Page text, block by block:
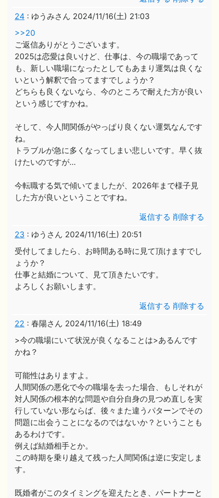
24 : ゆうみさん 2024/11/16(土) 21:03
>>20
ご返信ありがとうございます。
2025は恋愛は良いけど、仕事は、今の職場であって
も、新しい職場になったとしてもあまり運気は良くな
いという解釈で合ってますでしょうか？
どちらも良くないなら、今のところで耐えた方が良い
という感じですかね。
そして、今人間関係がやっぱり良くない運気なんです
ね。
トラブルが急に多くなってしまい悲しいです。早く抜
けたいのですが…
今転職する気で傾いてましたが、2026年まで様子見
した方が良いということですね。
返信する 削除する
23 : ゆうさん 2024/11/16(土) 20:51
受付してましたら、お時間ある時に見て頂けますでし
ょうか？
仕事と結婚について、見て頂きたいです。
よろしくお願いします。
返信する 削除する
22 : 春陽さん 2024/11/16(土) 18:49
>今の職場にいて状況が良くなることは>あるんです
かね？
可能性はありますよ。
人間関係の悪化で今の職場を去った場合、もしそれが
対人関係の根本的な問題や自分自身の見つめ直しを実
行していない形ならば、後々また違うパターンでその
問題に出会うことになるのではないか？ということも
あるわけです。
例えば結婚相手とか。
この時期を乗り越えて残った人間関係は逆に安定しま
す。
既婚者がこのタイミングを迎えたとき、パートナーと